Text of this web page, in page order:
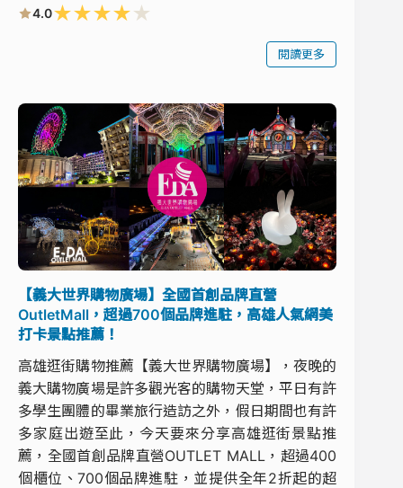
4.0★★★★★
閱讀更多
【義大世界購物廣場】全國首創品牌直營
OutletMall，超過700個品牌進駐，高雄人氣網美
打卡景點推薦！
高雄逛街購物推薦【義大世界購物廣場】，夜晚的
義大購物廣場是許多觀光客的購物天堂，平日有許
多學生團體的畢業旅行造訪之外，假日期間也有許
多家庭出遊至此，今天要來分享高雄逛街景點推
薦，全國首創品牌直營OUTLET MALL，超過400
個櫃位、700個品牌進駐，並提供全年2折起的超